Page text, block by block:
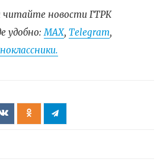
читайте новости ГТРК
удобно:МАХ, Telegram,